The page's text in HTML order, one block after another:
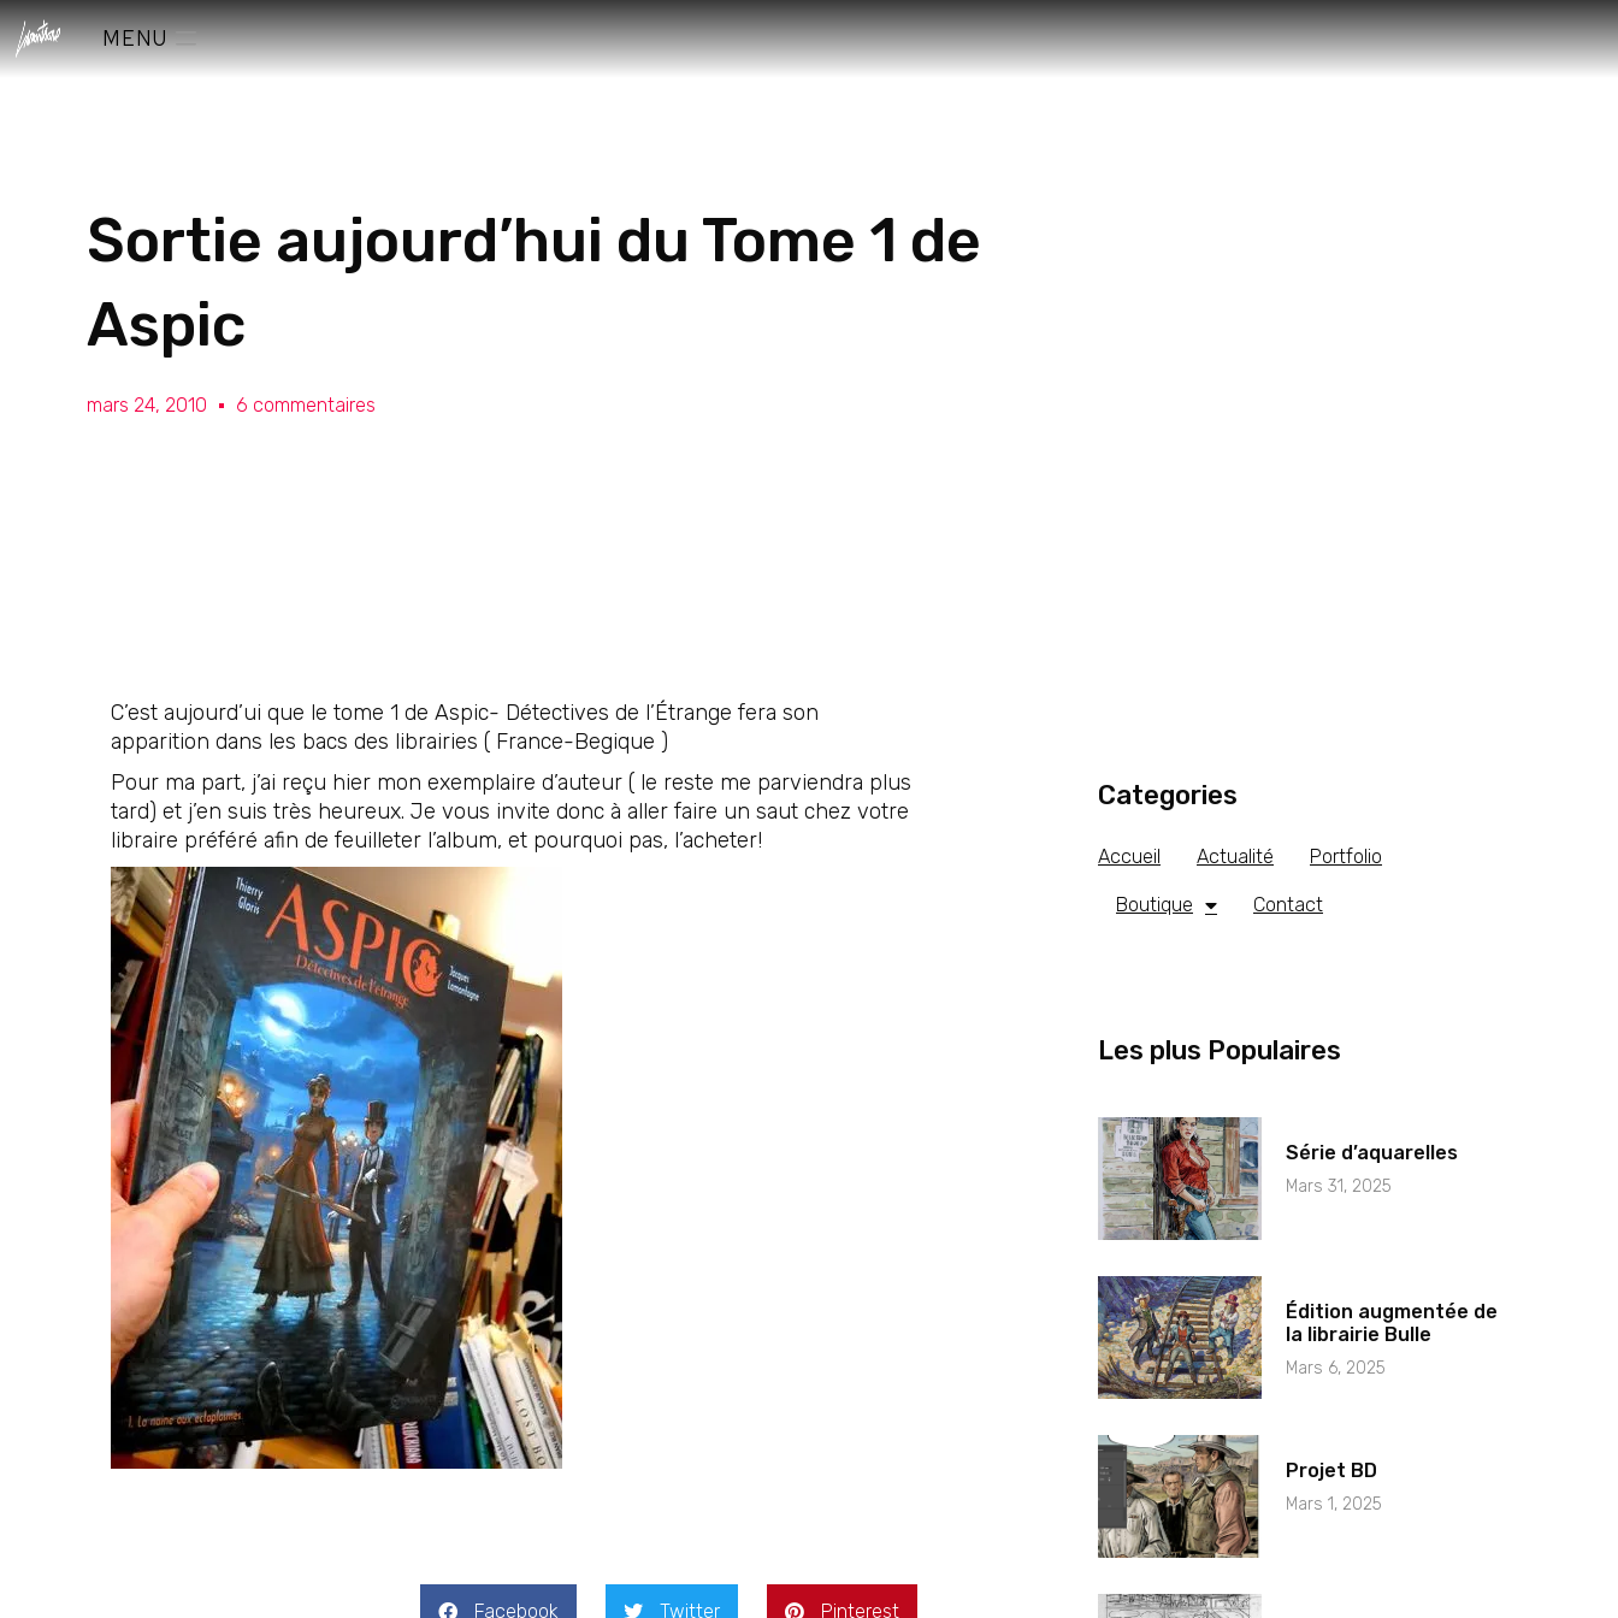
MENU
Sortie aujourd’hui du Tome 1 de
Aspic
mars 24, 2010 6 commentaires
C’est aujourd’ui que le tome 1 de Aspic- Détectives de l’Étrange fera son
apparition dans les bacs des librairies ( France-Begique )
Pour ma part, j’ai reçu hier mon exemplaire d’auteur ( le reste me parviendra plus
tard) et j’en suis très heureux. Je vous invite donc à aller faire un saut chez votre
libraire préféré afin de feuilleter l’album, et pourquoi pas, l’acheter!
Facebook Twitter Pinterest
Categories
Accueil Actualité Portfolio
Boutique Contact
Les plus Populaires
Série d’aquarelles
Mars 31, 2025
Édition augmentée de
la librairie Bulle
Mars 6, 2025
Projet BD
Mars 1, 2025